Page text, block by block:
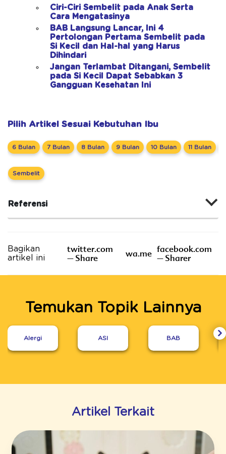
Ciri-Ciri Sembelit pada Anak Serta
Cara Mengatasinya
BAB Langsung Lancar, Ini 4
Pertolongan Pertama Sembelit pada
Si Kecil dan Hal-hal yang Harus
Dihindari
Jangan Terlambat Ditangani, Sembelit
pada Si Kecil Dapat Sebabkan 3
Gangguan Kesehatan Ini
Pilih Artikel Sesuai Kebutuhan Ibu
6 Bulan 7 Bulan 8 Bulan 9 Bulan 10 Bulan 11 Bulan
Sembelit
Referensi
Bagikan
artikel ini
twitter.com
– Share
wa.me facebook.com
– Sharer
Temukan Topik Lainnya
Alergi ASI BAB
Artikel Terkait